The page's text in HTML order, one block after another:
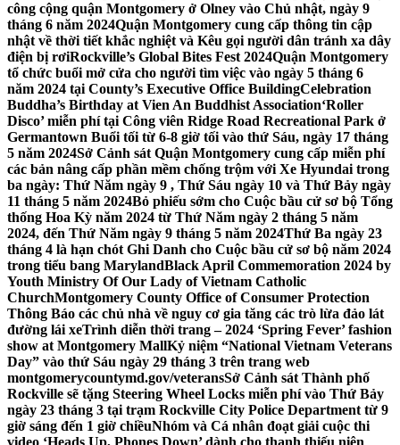
công cộng quận Montgomery ở Olney vào Chủ nhật, ngày 9
tháng 6 năm 2024Quận Montgomery cung cấp thông tin cập
nhật về thời tiết khắc nghiệt và Kêu gọi người dân tránh xa dây
điện bị rơiRockville’s Global Bites Fest 2024Quận Montgomery
tổ chức buổi mở cửa cho người tìm việc vào ngày 5 tháng 6
năm 2024 tại County’s Executive Office BuildingCelebration
Buddha’s Birthday at Vien An Buddhist Association‘Roller
Disco’ miễn phí tại Công viên Ridge Road Recreational Park ở
Germantown Buổi tối từ 6-8 giờ tối vào thứ Sáu, ngày 17 tháng
5 năm 2024Sở Cảnh sát Quận Montgomery cung cấp miễn phí
các bản nâng cấp phần mềm chống trộm với Xe Hyundai trong
ba ngày: Thứ Năm ngày 9 , Thứ Sáu ngày 10 và Thứ Bảy ngày
11 tháng 5 năm 2024Bỏ phiếu sớm cho Cuộc bầu cử sơ bộ Tổng
thống Hoa Kỳ năm 2024 từ Thứ Năm ngày 2 tháng 5 năm
2024, đến Thứ Năm ngày 9 tháng 5 năm 2024Thứ Ba ngày 23
tháng 4 là hạn chót Ghi Danh cho Cuộc bầu cử sơ bộ năm 2024
trong tiểu bang MarylandBlack April Commemoration 2024 by
Youth Ministry Of Our Lady of Vietnam Catholic
ChurchMontgomery County Office of Consumer Protection
Thông Báo các chủ nhà về nguy cơ gia tăng các trò lừa đảo lát
đường lái xeTrình diễn thời trang – 2024 ‘Spring Fever’ fashion
show at Montgomery MallKỷ niệm “National Vietnam Veterans
Day” vào thứ Sáu ngày 29 tháng 3 trên trang web
montgomerycountymd.gov/veteransSở Cảnh sát Thành phố
Rockville sẽ tặng Steering Wheel Locks miễn phí vào Thứ Bảy
ngày 23 tháng 3 tại trạm Rockville City Police Department từ 9
giờ sáng đến 1 giờ chiềuNhóm và Cá nhân đoạt giải cuộc thi
video ‘Heads Up, Phones Down’ dành cho thanh thiếu niên